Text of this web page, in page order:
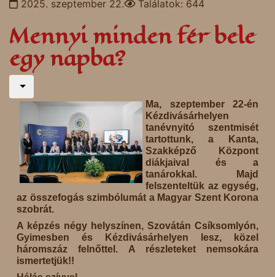
2025. szeptember 22.
Találatok: 644
Mennyi minden fér bele
egy napba?
Ma, szeptember 22-én
Kézdivásárhelyen
tanévnyitó szentmisét
tartottunk, a Kanta,
Szakképző Központ
diákjaival és a
tanárokkal. Majd
felszenteltük az egység,
az összefogás szimbólumát a Magyar Szent Korona
szobrát.
A képzés négy helyszínen, Szovátán Csíksomlyón,
Gyimesben és Kézdivásárhelyen lesz, közel
háromszáz felnőttel. A részleteket nemsokára
ismertetjük!!